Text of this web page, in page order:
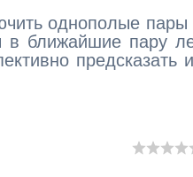
однополые пары
в ближайшие пару
предсказать